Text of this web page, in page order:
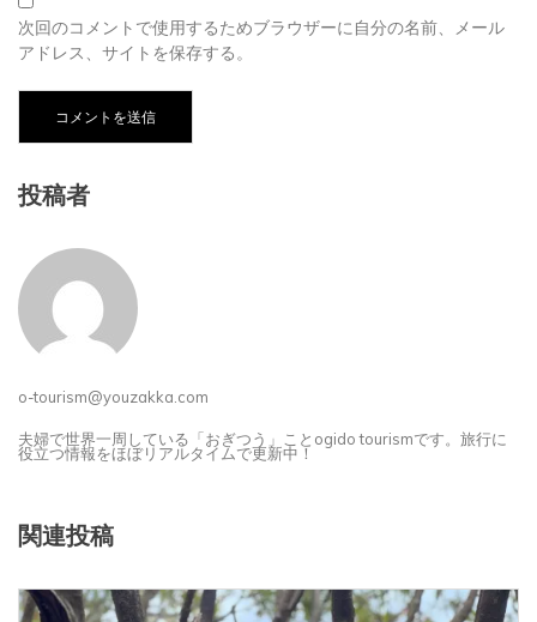
次回のコメントで使用するためブラウザーに自分の名前、メール
アドレス、サイトを保存する。
投稿者
o-tourism@youzakka.com
夫婦で世界一周している「おぎつう」ことogido tourismです。旅行に
役立つ情報をほぼリアルタイムで更新中！
関連投稿